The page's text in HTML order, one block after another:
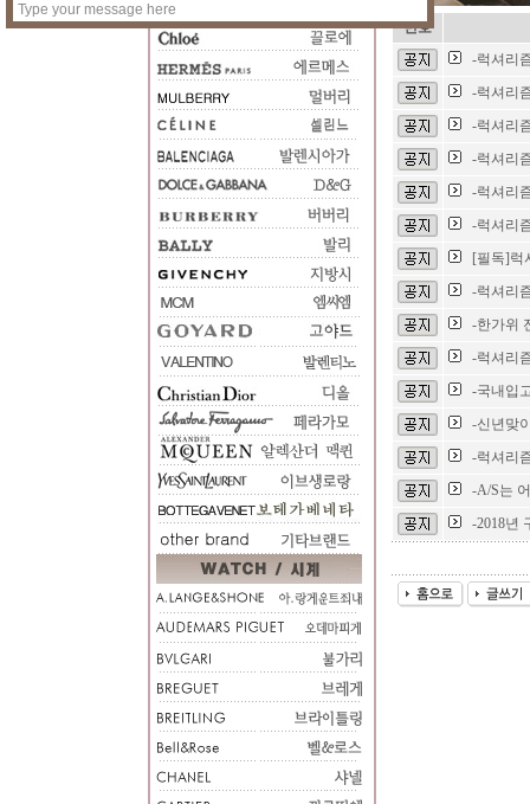
번호
-럭셔리
-럭셔리
-럭셔리
-럭셔리
-럭셔리
-럭셔리
[필독]럭
-럭셔리
-한가위
-럭셔리
-국내입
-신년맞
-럭셔리
-A/S는
-2018년